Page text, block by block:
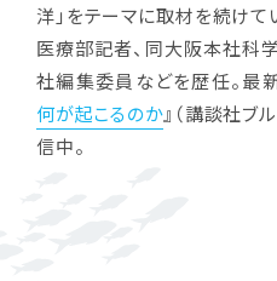
洋」をテーマに取材を続け
医療部記者、同大阪本社科
社編集委員などを歴任。最
何が起こるのか』（講談社ブ
信中。